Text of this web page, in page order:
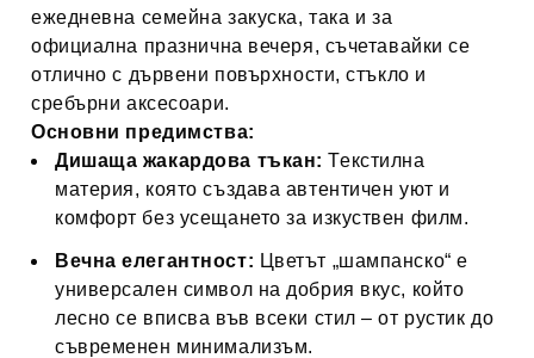
ежедневна семейна закуска, така и за
официална празнична вечеря, съчетавайки се
отлично с дървени повърхности, стъкло и
сребърни аксесоари.
Основни предимства:
Дишаща жакардова тъкан: Текстилна
материя, която създава автентичен уют и
комфорт без усещането за изкуствен филм.
Вечна елегантност: Цветът „шампанско“ е
универсален символ на добрия вкус, който
лесно се вписва във всеки стил – от рустик до
съвременен минимализъм.